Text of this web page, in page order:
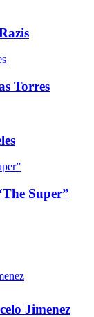
Torres
Super”
Jimenez